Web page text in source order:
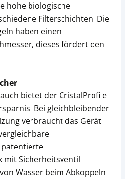
hohe biologische
Filterschichten. Die
haben einen
dieses fördert den
bietet der CristalProfi e
Bei gleichbleibender
verbraucht das Gerät
patentierte
mit Sicherheitsventil
Wasser beim Abkoppeln